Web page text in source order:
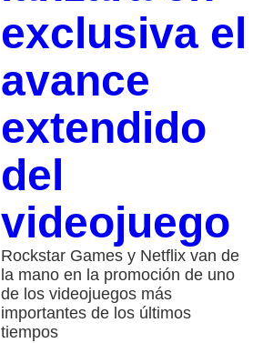
exclusiva el
avance
extendido
del
videojuego
Rockstar Games y Netflix van de
la mano en la promoción de uno
de los videojuegos más
importantes de los últimos
tiempos